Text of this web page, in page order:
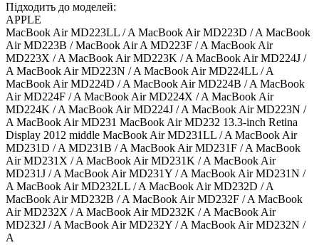
Підходить до моделей:
APPLE
MacBook Air MD223LL / A MacBook Air MD223D / A MacBook
Air MD223B / MacBook Air A MD223F / A MacBook Air
MD223X / A MacBook Air MD223K / A MacBook Air MD224J /
A MacBook Air MD223N / A MacBook Air MD224LL / A
MacBook Air MD224D / A MacBook Air MD224B / A MacBook
Air MD224F / A MacBook Air MD224X / A MacBook Air
MD224K / A MacBook Air MD224J / A MacBook Air MD223N /
A MacBook Air MD231 MacBook Air MD232 13.3-inch Retina
Display 2012 middle MacBook Air MD231LL / A MacBook Air
MD231D / A MD231B / A MacBook Air MD231F / A MacBook
Air MD231X / A MacBook Air MD231K / A MacBook Air
MD231J / A MacBook Air MD231Y / A MacBook Air MD231N /
A MacBook Air MD232LL / A MacBook Air MD232D / A
MacBook Air MD232B / A MacBook Air MD232F / A MacBook
Air MD232X / A MacBook Air MD232K / A MacBook Air
MD232J / A MacBook Air MD232Y / A MacBook Air MD232N /
A